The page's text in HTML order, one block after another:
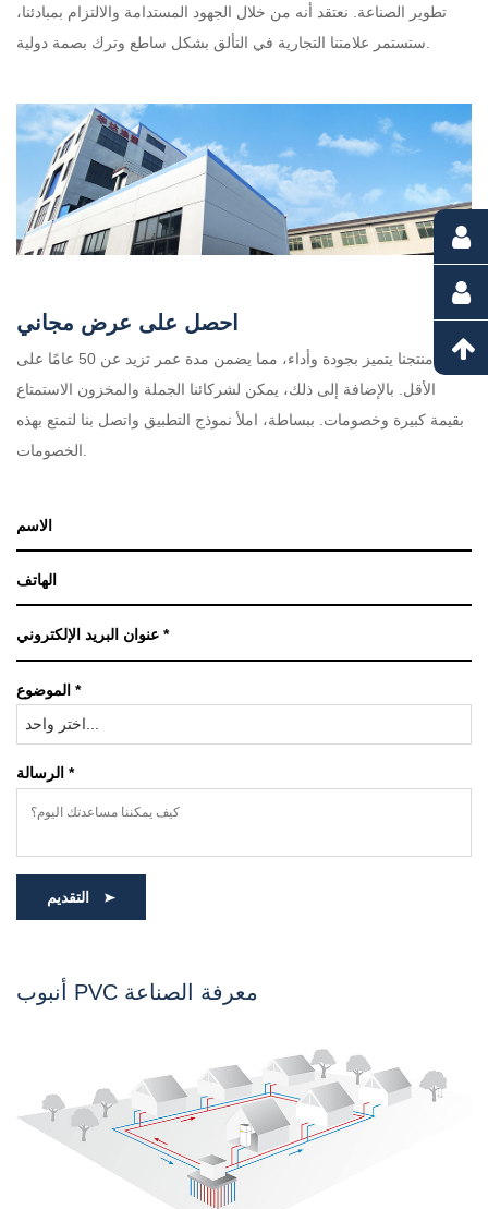
تطوير الصناعة. نعتقد أنه من خلال الجهود المستدامة والالتزام بمبادئنا،
احصل على عرض مجاني
منتجنا يتميز بجودة وأداء، مما يضمن مدة عمر تزيد عن 50 عامًا على
الأقل. بالإضافة إلى ذلك، يمكن لشركائنا الجملة والمخزون الاستمتاع
بقيمة كبيرة وخصومات. ببساطة، املأ نموذج التطبيق واتصل بنا لتمتع بهذه
الموضوع *
اختر واحد...
الرسالة *
أنبوب PVC معرفة الصناعة